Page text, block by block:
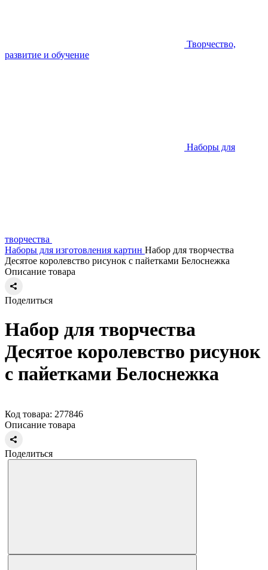
Творчество,
развитие и обучение
Наборы для
творчества
Наборы для изготовления картин Набор для творчества
Десятое королевство рисунок с пайетками Белоснежка
Описание товара
Поделиться
Набор для творчества
Десятое королевство рисунок
с пайетками Белоснежка
Код товара: 277846
Описание товара
Поделиться